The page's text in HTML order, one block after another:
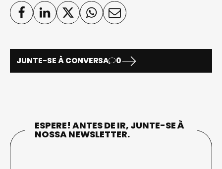
JUNTE-SE À CONVERSA 0
ESPERE! ANTES DE IR, JUNTE-SE À
NOSSA NEWSLETTER.